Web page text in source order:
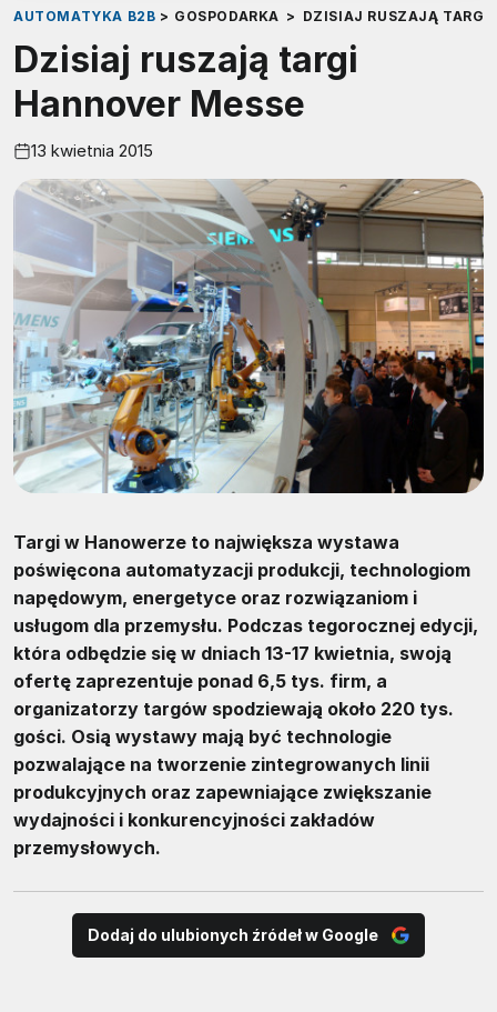
AUTOMATYKA B2B > GOSPODARKA > DZISIAJ RUSZAJĄ TARGI
Dzisiaj ruszają targi
Hannover Messe
13 kwietnia 2015
Targi w Hanowerze to największa wystawa
poświęcona automatyzacji produkcji, technologiom
napędowym, energetyce oraz rozwiązaniom i
usługom dla przemysłu. Podczas tegorocznej edycji,
która odbędzie się w dniach 13-17 kwietnia, swoją
ofertę zaprezentuje ponad 6,5 tys. firm, a
organizatorzy targów spodziewają około 220 tys.
gości. Osią wystawy mają być technologie
pozwalające na tworzenie zintegrowanych linii
produkcyjnych oraz zapewniające zwiększanie
wydajności i konkurencyjności zakładów
przemysłowych.
Dodaj do ulubionych źródeł w Google